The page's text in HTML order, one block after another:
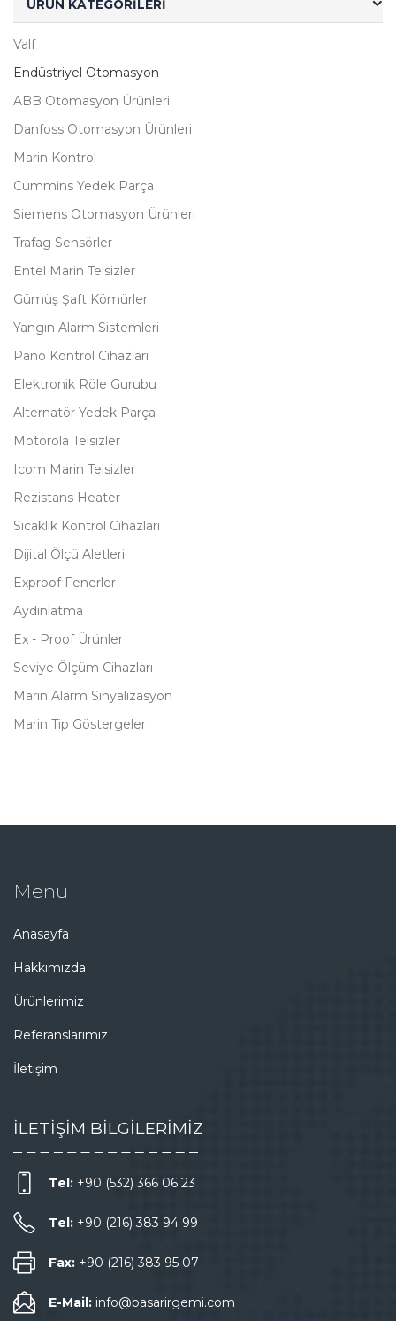
ÜRÜN KATEGORILERI
Valf
Endüstriyel Otomasyon
ABB Otomasyon Ürünleri
Danfoss Otomasyon Ürünleri
Marin Kontrol
Cummins Yedek Parça
Siemens Otomasyon Ürünleri
Trafag Sensörler
Entel Marin Telsizler
Gümüş Şaft Kömürler
Yangın Alarm Sistemleri
Pano Kontrol Cihazları
Elektronik Röle Gurubu
Alternatör Yedek Parça
Motorola Telsizler
Icom Marin Telsizler
Rezistans Heater
Sıcaklık Kontrol Cihazları
Dijital Ölçü Aletleri
Exproof Fenerler
Aydınlatma
Ex - Proof Ürünler
Seviye Ölçüm Cihazları
Marin Alarm Sinyalizasyon
Marin Tip Göstergeler
Menü
Anasayfa
Hakkımızda
Ürünlerimiz
Referanslarımız
İletişim
İLETİŞİM BİLGİLERİMİZ
Tel: +90 (532) 366 06 23
Tel: +90 (216) 383 94 99
Fax: +90 (216) 383 95 07
E-Mail: info@basarirgemi.com